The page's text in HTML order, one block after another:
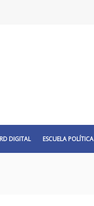
DIGITAL ESCUELA POLÍTICA